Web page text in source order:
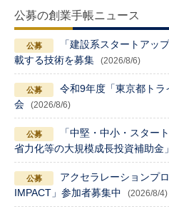
公募の創業手帳ニュース
「建設系スタートアッ
載する技術を募集
(2026/8/6)
令和9年度「東京都トラ
会
(2026/8/6)
「中堅・中小・スター
省力化等の大規模成長投資補助金」
アクセラレーションプ
IMPACT」参加者募集中
(2026/8/4)